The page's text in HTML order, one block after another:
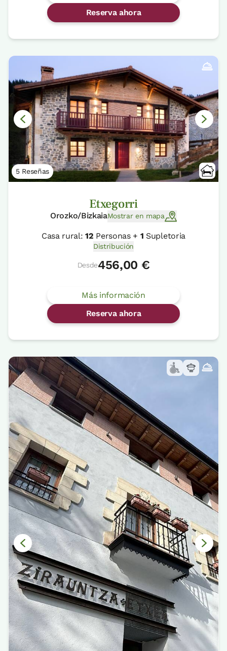
Reserva ahora
5 Reseñas
Etxegorri
Orozko/BizkaiaMostrar en mapa
Casa rural:12 Personas + 1 Supletoria
Distribución
Desde456,00 €
Más información
Reserva ahora